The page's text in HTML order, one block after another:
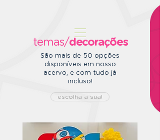
temas/decorações
São mais de 50 opções
disponíveis em nosso
acervo, e com tudo já
incluso!
escolha a sua!